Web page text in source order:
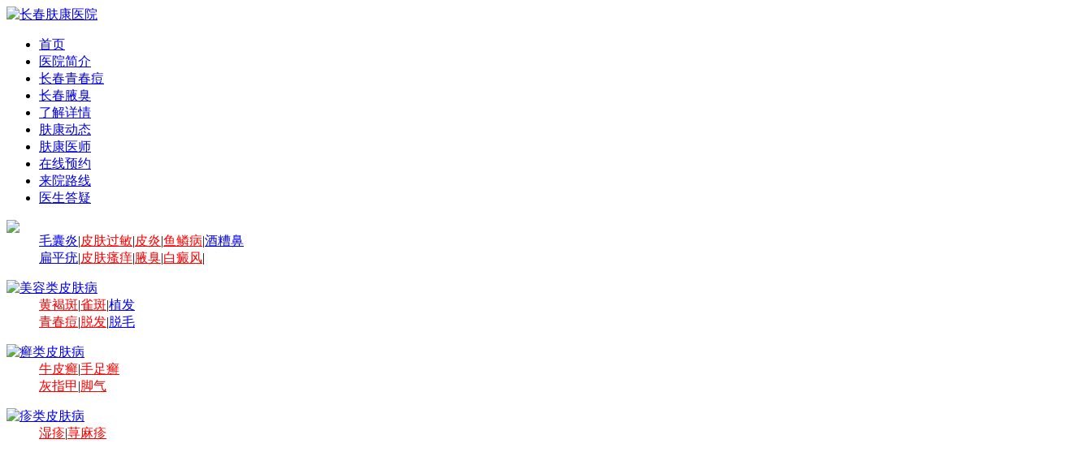
首页
医院简介
长春青春痘
长春腋臭
了解详情
肤康动态
肤康医师
在线预约
来院路线
医生答疑
毛囊炎|皮肤过敏|皮炎|鱼鳞病|酒糟鼻
扁平疣|皮肤瘙痒|腋臭|白癜风|
黄褐斑|雀斑|植发
青春痘|脱发|脱毛
牛皮癣|手足癣
灰指甲 |脚气
湿疹|荨麻疹